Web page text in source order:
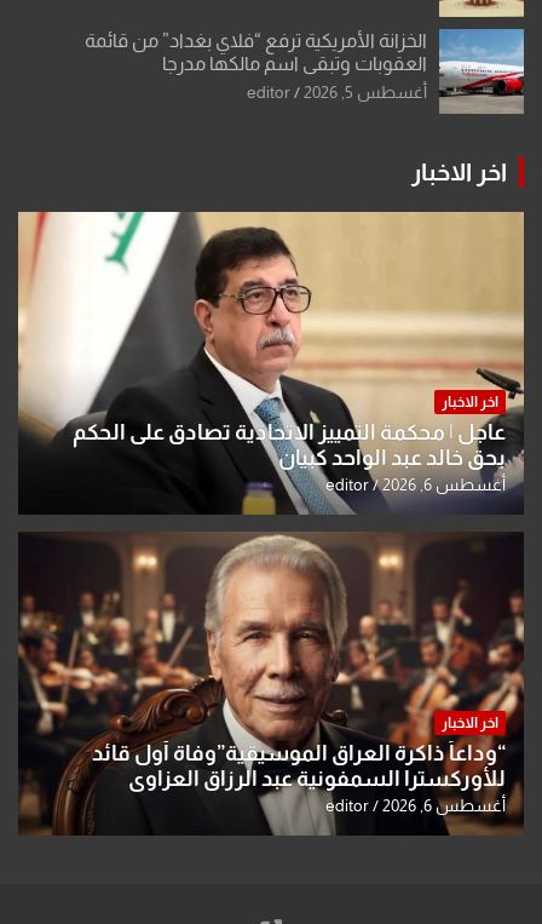
الخزانة الأمريكية ترفع “فلاي بغداد” من قائمة
العقوبات وتبقي اسم مالكها مدرجا
أغسطس 5, 2026 editor
اخر الاخبار
اخر الاخبار
عاجل | محكمة التمييز الاتحادية تصادق على الحكم
بحق خالد عبد الواحد كبيان
أغسطس 6, 2026 editor
اخر الاخبار
“وداعاً ذاكرة العراق الموسيقية”وفاة أول قائد
للأوركسترا السمفونية عبد الرزاق العزاوي
أغسطس 6, 2026 editor